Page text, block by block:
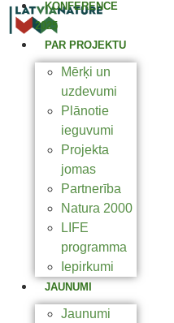
KONFERENCE
2025
PAR PROJEKTU
Mērķi un
uzdevumi
Plānotie
ieguvumi
Projekta
jomas
Partnerība
Natura 2000
LIFE
programma
Iepirkumi
JAUNUMI
Jaunumi